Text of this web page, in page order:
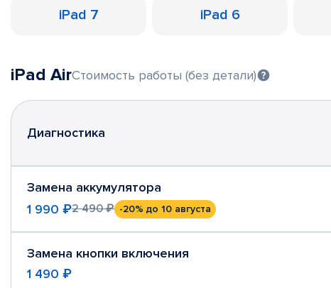
iPad 7 iPad 6
iPad AirСтоимость работы (без детали)
Диагностика
Замена аккумулятора
1 990 ₽2 490 ₽ -20% до 10 августа
Замена кнопки включения
1 490 ₽